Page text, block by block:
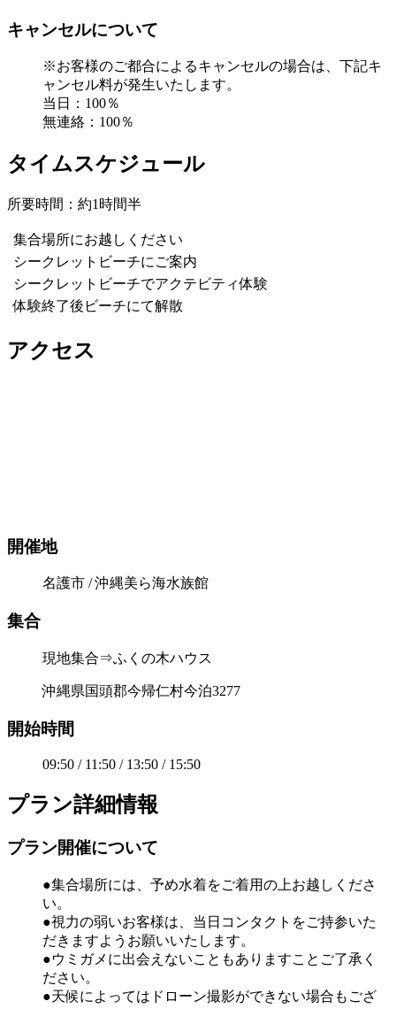
キャンセルについて
※お客様のご都合によるキャンセルの場合は、下記キ
ャンセル料が発生いたします。
当日：100％
無連絡：100％
タイムスケジュール
所要時間：約1時間半
集合場所にお越しください
シークレットビーチにご案内
シークレットビーチでアクテビティ体験
体験終了後ビーチにて解散
アクセス
開催地
名護市 / 沖縄美ら海水族館
集合
現地集合⇒ふくの木ハウス
沖縄県国頭郡今帰仁村今泊3277
開始時間
09:50 / 11:50 / 13:50 / 15:50
プラン詳細情報
プラン開催について
●集合場所には、予め水着をご着用の上お越しくださ
い。
●視力の弱いお客様は、当日コンタクトをご持参いた
だきますようお願いいたします。
●ウミガメに出会えないこともありますことご了承く
ださい。
●天候によってはドローン撮影ができない場合もござ